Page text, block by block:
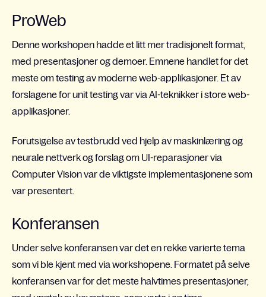
ProWeb
Denne workshopen hadde et litt mer tradisjonelt format,
med presentasjoner og demoer. Emnene handlet for det
meste om testing av moderne web-applikasjoner. Et av
forslagene for unit testing var via AI-teknikker i store web-
applikasjoner.
Forutsigelse av testbrudd ved hjelp av maskinlæring og
neurale nettverk og forslag om UI-reparasjoner via
Computer Vision var de viktigste implementasjonene som
var presentert.
Konferansen
Under selve konferansen var det en rekke varierte tema
som vi ble kjent med via workshopene. Formatet på selve
konferansen var for det meste halvtimes presentasjoner,